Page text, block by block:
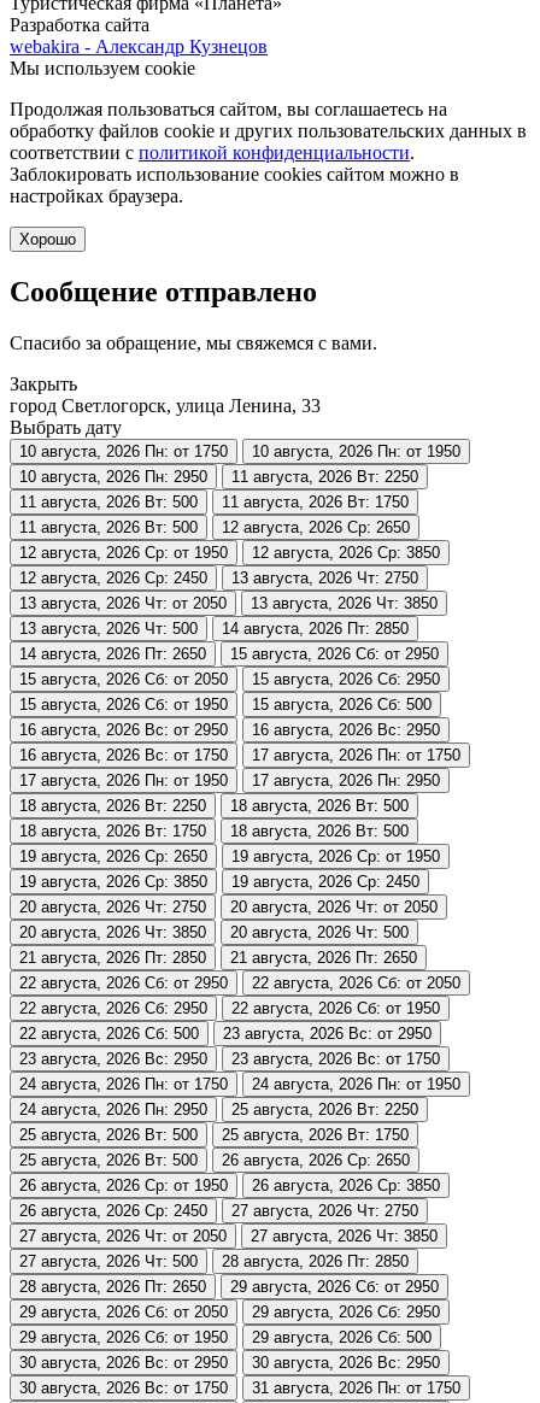
Разработка сайта
webakira - Александр Кузнецов
Мы используем cookie
Продолжая пользоваться сайтом, вы соглашаетесь на
обработку файлов cookie и других пользовательских данных в
соответствии с политикой конфиденциальности.
Заблокировать использование cookies сайтом можно в
настройках браузера.
Хорошо
Сообщение отправлено
Спасибо за обращение, мы свяжемся с вами.
Закрыть
город Светлогорск, улица Ленина, 33
Выбрать дату
10 августа, 2026 Пн: от 1750 10 августа, 2026 Пн: от 1950
10 августа, 2026 Пн: 2950 11 августа, 2026 Вт: 2250
11 августа, 2026 Вт: 500 11 августа, 2026 Вт: 1750
11 августа, 2026 Вт: 500 12 августа, 2026 Ср: 2650
12 августа, 2026 Ср: от 1950 12 августа, 2026 Ср: 3850
12 августа, 2026 Ср: 2450 13 августа, 2026 Чт: 2750
13 августа, 2026 Чт: от 2050 13 августа, 2026 Чт: 3850
13 августа, 2026 Чт: 500 14 августа, 2026 Пт: 2850
14 августа, 2026 Пт: 2650 15 августа, 2026 Сб: от 2950
15 августа, 2026 Сб: от 2050 15 августа, 2026 Сб: 2950
15 августа, 2026 Сб: от 1950 15 августа, 2026 Сб: 500
16 августа, 2026 Вс: от 2950 16 августа, 2026 Вс: 2950
16 августа, 2026 Вс: от 1750 17 августа, 2026 Пн: от 1750
17 августа, 2026 Пн: от 1950 17 августа, 2026 Пн: 2950
18 августа, 2026 Вт: 2250 18 августа, 2026 Вт: 500
18 августа, 2026 Вт: 1750 18 августа, 2026 Вт: 500
19 августа, 2026 Ср: 2650 19 августа, 2026 Ср: от 1950
19 августа, 2026 Ср: 3850 19 августа, 2026 Ср: 2450
20 августа, 2026 Чт: 2750 20 августа, 2026 Чт: от 2050
20 августа, 2026 Чт: 3850 20 августа, 2026 Чт: 500
21 августа, 2026 Пт: 2850 21 августа, 2026 Пт: 2650
22 августа, 2026 Сб: от 2950 22 августа, 2026 Сб: от 2050
22 августа, 2026 Сб: 2950 22 августа, 2026 Сб: от 1950
22 августа, 2026 Сб: 500 23 августа, 2026 Вс: от 2950
23 августа, 2026 Вс: 2950 23 августа, 2026 Вс: от 1750
24 августа, 2026 Пн: от 1750 24 августа, 2026 Пн: от 1950
24 августа, 2026 Пн: 2950 25 августа, 2026 Вт: 2250
25 августа, 2026 Вт: 500 25 августа, 2026 Вт: 1750
25 августа, 2026 Вт: 500 26 августа, 2026 Ср: 2650
26 августа, 2026 Ср: от 1950 26 августа, 2026 Ср: 3850
26 августа, 2026 Ср: 2450 27 августа, 2026 Чт: 2750
27 августа, 2026 Чт: от 2050 27 августа, 2026 Чт: 3850
27 августа, 2026 Чт: 500 28 августа, 2026 Пт: 2850
28 августа, 2026 Пт: 2650 29 августа, 2026 Сб: от 2950
29 августа, 2026 Сб: от 2050 29 августа, 2026 Сб: 2950
29 августа, 2026 Сб: от 1950 29 августа, 2026 Сб: 500
30 августа, 2026 Вс: от 2950 30 августа, 2026 Вс: 2950
30 августа, 2026 Вс: от 1750 31 августа, 2026 Пн: от 1750